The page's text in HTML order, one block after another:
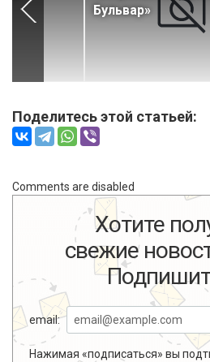
Бульвар»
Поделитесь этой статьей:
Comments are disabled
Хотите
свежие
email:
Нажимая «подписаться» вы